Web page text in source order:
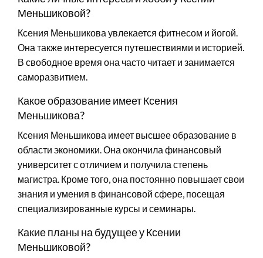
Меньшиковой?
Ксения Меньшикова увлекается фитнесом и йогой.
Она также интересуется путешествиями и историей.
В свободное время она часто читает и занимается
саморазвитием.
Какое образование имеет Ксения
Меньшикова?
Ксения Меньшикова имеет высшее образование в
области экономики. Она окончила финансовый
университет с отличием и получила степень
магистра. Кроме того, она постоянно повышает свои
знания и умения в финансовой сфере, посещая
специализированные курсы и семинары.
Какие планы на будущее у Ксении
Меньшиковой?